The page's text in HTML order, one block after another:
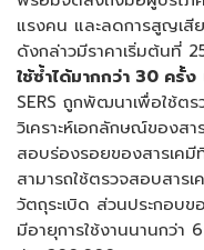
แรงคน และลดการสูญเสี
ดังกล่าวมีราคาเริ่มต้นที่
ใช้ซ้ำได้มากกว่า 30 ครั้ง
SERS ถูกพัฒนาเพื่อใช้ตร
วิเคราะห์เอกลักษณ์ของส
สอบร่องรอยของสารเคมี
สามารถใช้ตรวจสอบสาร
วัตถุระเบิด ส่วนประกอบ
มีอายุการใช้งานนานกว่า